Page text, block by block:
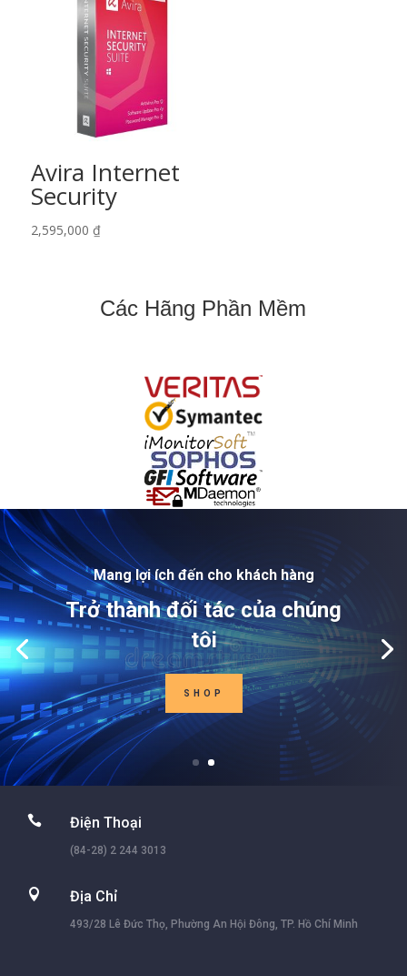
Avira Internet
Security
2,595,000 ₫
Các Hãng Phần Mềm
Mang lợi ích đến cho khách hàng
Trở thành đối tác của chúng
tôi
SHOP
 Điện Thoại
(84-28) 2 244 3013
 Địa Chỉ
493/28 Lê Đức Thọ, Phường An Hội Đông, TP. Hồ Chí Minh